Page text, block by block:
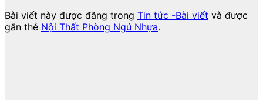
Bài viết này được đăng trong Tin tức -Bài viết và được
gắn thẻ Nội Thất Phòng Ngủ Nhựa.